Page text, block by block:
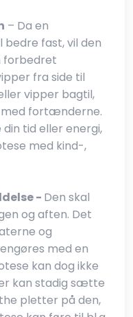
– Da en
fast, vil den
forbedret
fra side til
vipper bagtil,
med fortænderne.
tid eller energi,
med kind-,
- Den skal
og aften. Det
og
med en
kan dog ikke
kan stadig sætte
pletter på den,